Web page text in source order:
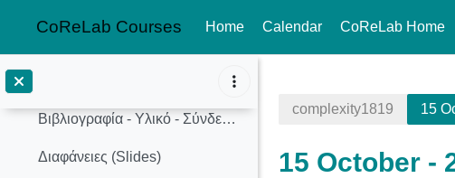
CoReLab Courses Home Calendar CoReLab Home
Collapse
Βιβλιογραφία - Υλικό - Σύνδεσμοι
Διαφάνειες (Slides)
complexity1819
15
15 October -